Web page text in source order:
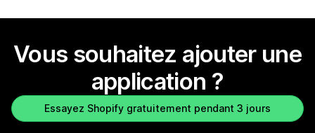
Vous souhaitez ajouter une
application ?
Essayez Shopify gratuitement pendant 3 jours